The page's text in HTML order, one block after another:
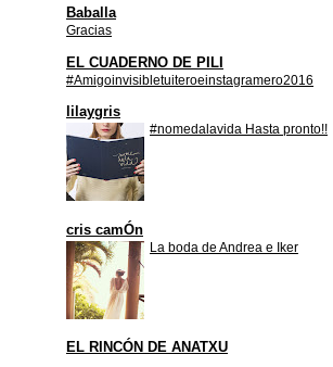
Baballa
Gracias
EL CUADERNO DE PILI
#Amigoinvisibletuiteroeinstagramero2016
lilaygris
#nomedalavida Hasta pronto!!
cris camÓn
La boda de Andrea e Iker
EL RINCÓN DE ANATXU